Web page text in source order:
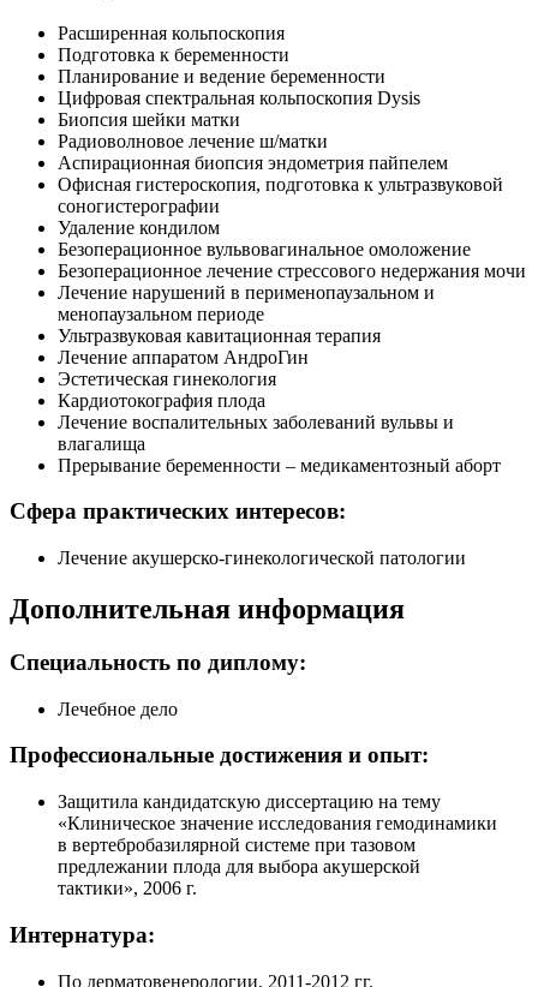
Расширенная кольпоскопия
Подготовка к беременности
Планирование и ведение беременности
Цифровая спектральная кольпоскопия Dysis
Биопсия шейки матки
Радиоволновое лечение ш/матки
Аспирационная биопсия эндометрия пайпелем
Офисная гистероскопия, подготовка к ультразвуковой
соногистерографии
Удаление кондилом
Безоперационное вульвовагинальное омоложение
Безоперационное лечение стрессового недержания мочи
Лечение нарушений в перименопаузальном и
менопаузальном периоде
Ультразвуковая кавитационная терапия
Лечение аппаратом АндроГин
Эстетическая гинекология
Кардиотокография плода
Лечение воспалительных заболеваний вульвы и
влагалища
Прерывание беременности – медикаментозный аборт
Сфера практических интересов:
Лечение акушерско-гинекологической патологии
Дополнительная информация
Специальность по диплому:
Лечебное дело
Профессиональные достижения и опыт:
Защитила кандидатскую диссертацию на тему
«Клиническое значение исследования гемодинамики
в вертебробазилярной системе при тазовом
предлежании плода для выбора акушерской
тактики», 2006 г.
Интернатура:
По дерматовенерологии, 2011-2012 гг.